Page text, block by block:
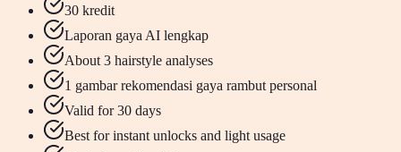
30 kredit
Laporan gaya AI lengkap
About 3 hairstyle analyses
1 gambar rekomendasi gaya rambut personal
Valid for 30 days
Best for instant unlocks and light usage